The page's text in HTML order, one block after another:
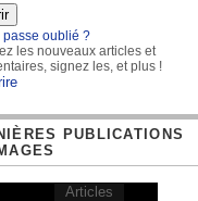
passe oublié ?
les nouveaux articles et
signez les, et plus !
PUBLICATIONS
Articles